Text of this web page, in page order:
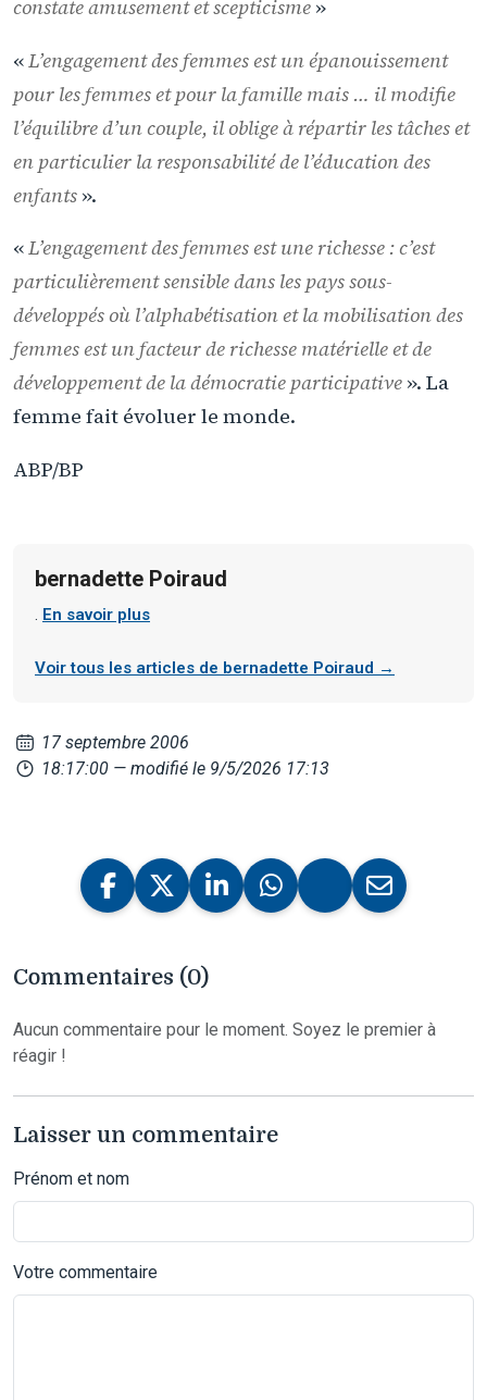
constate amusement et scepticisme »
«L’engagement des femmes est un épanouissement
pour les femmes et pour la famille mais … il modifie
l’équilibre d’un couple, il oblige à répartir les tâches et
en particulier la responsabilité de l’éducation des
enfants ».
«L’engagement des femmes est une richesse : c’est
particulièrement sensible dans les pays sous-
développés où l’alphabétisation et la mobilisation des
femmes est un facteur de richesse matérielle et de
développement de la démocratie participative ». La
femme fait évoluer le monde.
ABP/BP
bernadette Poiraud
En savoir plus
Voir tous les articles de bernadette Poiraud →
17 septembre 2006
18:17:00 — modifié le 9/5/2026 17:13
Commentaires (0)
Aucun commentaire pour le moment. Soyez le premier à
réagir !
Laisser un commentaire
Prénom et nom
Votre commentaire